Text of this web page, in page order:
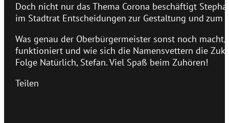
Doch nicht nur das Thema Corona beschäftigt
im Stadtrat Entscheidungen zur Gestaltung und zum
Was genau der Oberbürgermeister sonst noch
funktioniert und wie sich die Namensvettern die
Folge Natürlich, Stefan. Viel Spaß beim Zuhören!
Teilen